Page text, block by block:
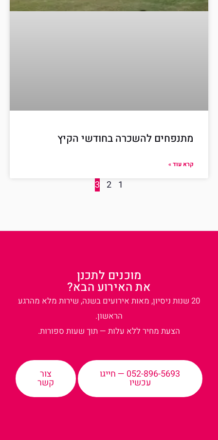
מתנפחים להשכרה בחודשי הקיץ
קרא עוד »
1
2
3
מוכנים לתכנן
את האירוע הבא?
20 שנות ניסיון, מאות אירועים בשנה, שירות מלא מהרגע
הראשון.
הצעת מחיר ללא עלות — תוך שעות ספורות.
052-896-5693 — חייגו
עכשיו
צור
קשר